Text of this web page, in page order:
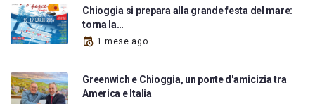
Chioggia si prepara alla grande festa del mare:
torna la…
1 mese ago
Greenwich e Chioggia, un ponte d'amicizia tra
America e Italia